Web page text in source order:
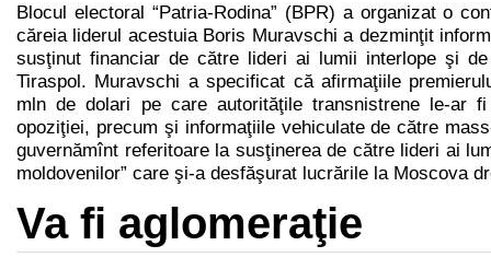
Blocul electoral “Patria-Rodina” (BPR) a organizat o
căreia liderul acestuia Boris Muravschi a dezminţit
susţinut financiar de către lideri ai lumii interlope şi
Tiraspol. Muravschi a specificat că afirmaţiile
mln de dolari pe care autorităţile transnistrene le-ar
opoziţiei, precum şi informaţiile vehiculate de către
guvernămînt referitoare la susţinerea de către lideri ai
moldovenilor” care şi-a desfăşurat lucrările la Moscova
Va fi aglomeraţie